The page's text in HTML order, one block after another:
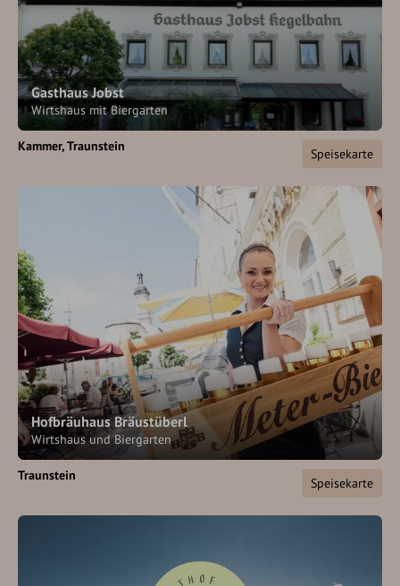
Gasthaus Jobst
Wirtshaus mit Biergarten
Kammer Traunstein Speisekarte
Hofbräuhaus Bräustüberl
Wirtshaus und Biergarten
Traunstein Speisekarte